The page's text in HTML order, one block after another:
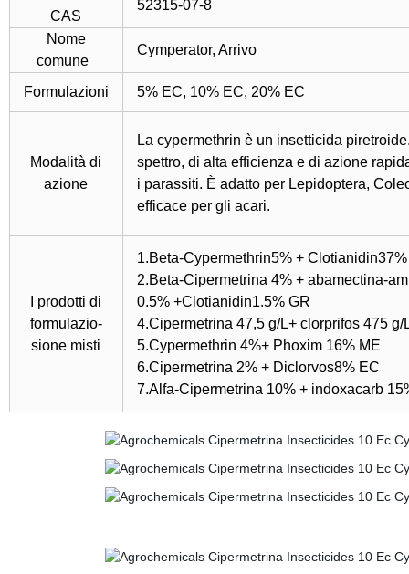
CAS
52315-07-8
Nome
comune
Cymperator, Arrivo
Formulazioni 5% EC, 10% EC, 20% EC
Modalità di
azione
La cypermethrin è un insetticida
spettro, di alta efficienza e di azione
i parassiti. È adatto per Lepidoptera,
efficace per gli acari.
I prodotti di
formulazio-
sione misti
1.Beta-Cypermethrin5% +
2.Beta-Cipermetrina 4% + abamectina-
0.5% +Clotianidin1.5% GR
4.Cipermetrina 47,5 g/L+ clorprifos 475 g/
5.Cypermethrin 4%+ Phoxim 16% ME
6.Cipermetrina 2% + Diclorvos8% EC
7.Alfa-Cipermetrina 10% + indoxacarb